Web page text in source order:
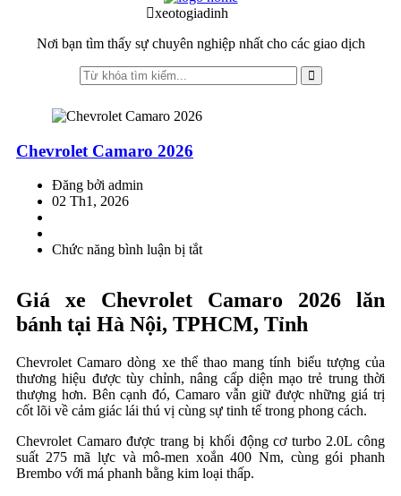
xeotogiadinh
Nơi bạn tìm thấy sự chuyên nghiệp nhất cho các giao dịch
Chevrolet Camaro 2026
Đăng bởi admin
02 Th1, 2026
Chức năng bình luận bị tắtở
2026
Giá xe Chevrolet Camaro 2026 lăn
bánh tại Hà Nội, TPHCM, Tỉnh
Chevrolet Camaro dòng xe thể thao mang tính biểu tượng của
thương hiệu được tùy chỉnh, nâng cấp diện mạo trẻ trung thời
thượng hơn. Bên cạnh đó, Camaro vẫn giữ được những giá trị
cốt lõi về cảm giác lái thú vị cùng sự tinh tế trong phong cách.
Chevrolet Camaro được trang bị khối động cơ turbo 2.0L công
suất 275 mã lực và mô-men xoắn 400 Nm, cùng gói phanh
Brembo với má phanh bằng kim loại thấp.